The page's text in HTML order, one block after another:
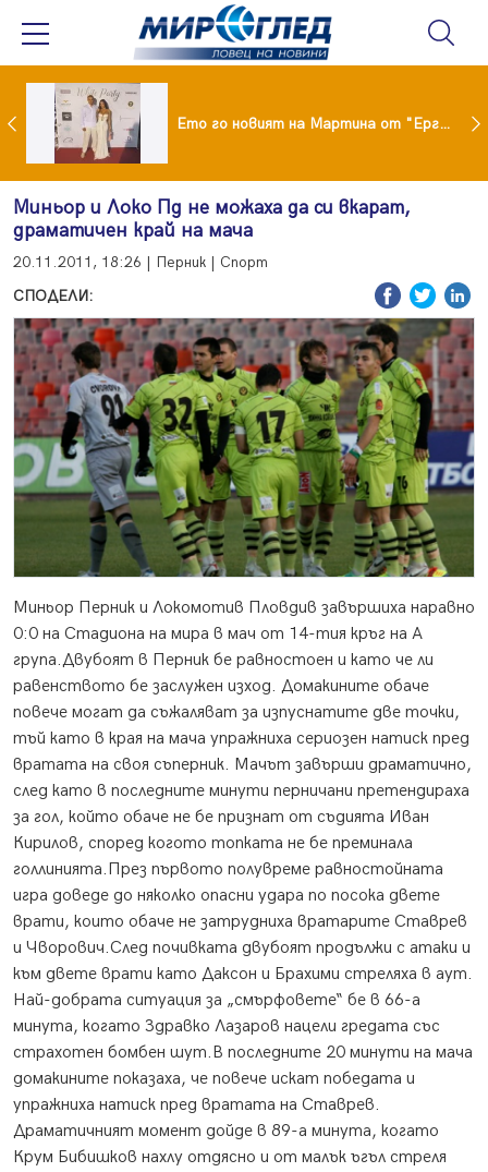
И Ники Кънчев се разведе тайно като Геро Ето го новият на Мартина от "Ергенът"
Миньор и Локо Пд не можаха да си вкарат,
драматичен край на мача
20.11.2011, 18:26 | Перник | Спорт
СПОДЕЛИ:
Миньор Перник и Локомотив Пловдив завършиха наравно
0:0 на Стадиона на мира в мач от 14-тия кръг на А
група.Двубоят в Перник бе равностоен и като че ли
равенството бе заслужен изход. Домакините обаче
повече могат да съжаляват за изпуснатите две точки,
тъй като в края на мача упражниха сериозен натиск пред
вратата на своя съперник. Мачът завърши драматично,
след като в последните минути перничани претендираха
за гол, който обаче не бе признат от съдията Иван
Кирилов, според когото топката не бе преминала
голлинията.През първото полувреме равностойната
игра доведе до няколко опасни удара по посока двете
врати, които обаче не затрудниха вратарите Ставрев
и Чворович.След почивката двубоят продължи с атаки и
към двете врати като Даксон и Брахими стреляха в аут.
Най-добрата ситуация за „смърфовете“ бе в 66-а
минута, когато Здравко Лазаров нацели гредата със
страхотен бомбен шут.В последните 20 минути на мача
домакините показаха, че повече искат победата и
упражниха натиск пред вратата на Ставрев.
Драматичният момент дойде в 89-а минута, когато
Крум Бибишков нахлу отдясно и от малък ъгъл стреля